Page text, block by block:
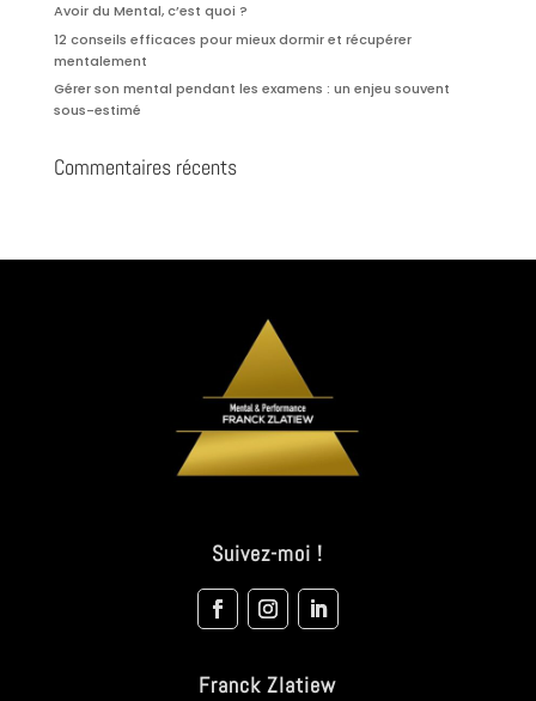
Avoir du Mental, c’est quoi ?
12 conseils efficaces pour mieux dormir et récupérer
mentalement
Gérer son mental pendant les examens : un enjeu souvent
sous-estimé
Commentaires récents
Suivez-moi !
Franck Zlatiew